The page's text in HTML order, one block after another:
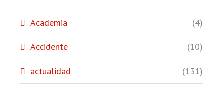
Academia (4)
Accidente (10)
actualidad (131)